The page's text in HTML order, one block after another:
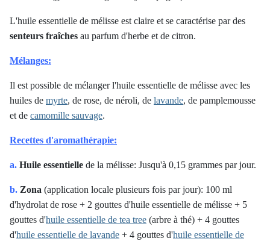
L'huile essentielle de mélisse est claire et se caractérise par des
senteurs fraîches au parfum d'herbe et de citron.
Mélanges:
Il est possible de mélanger l'huile essentielle de mélisse avec les
huiles de myrte, de rose, de néroli, de lavande, de pamplemousse
et de camomille sauvage.
Recettes d'aromathérapie:
a. Huile essentielle de la mélisse: Jusqu'à 0,15 grammes par jour.
b. Zona (application locale plusieurs fois par jour): 100 ml
d'hydrolat de rose + 2 gouttes d'huile essentielle de mélisse + 5
gouttes d'huile essentielle de tea tree (arbre à thé) + 4 gouttes
d'huile essentielle de lavande + 4 gouttes d'huile essentielle de